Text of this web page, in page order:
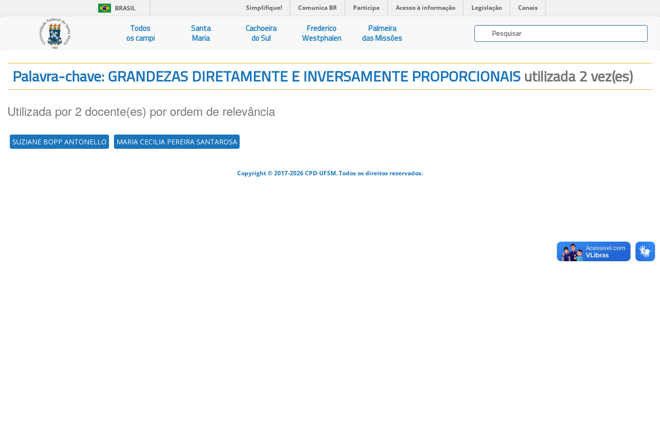
BRASIL Simplifique! Comunica BR Participe Acesso à informação Legislação Canais
Todos
os campi
Santa
Maria
Cachoeira
do Sul
Frederico
Westphalen
Palmeira
das Missões
Palavra-chave: GRANDEZAS DIRETAMENTE E INVERSAMENTE PROPORCIONAISutilizada 2 vez(es)
Utilizada por 2 docente(es) por ordem de relevância
SUZIANE BOPP ANTONELLO MARIA CECILIA PEREIRA SANTAROSA
Copyright © 2017-2026 CPD-UFSM. Todos os direitos reservados.